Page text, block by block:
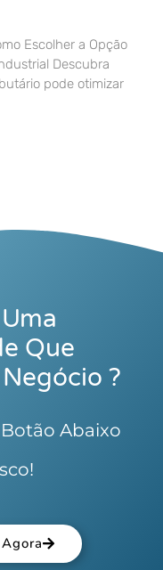
Escolher a Opção
Descubra
pode otimizar
Que
?
Abaixo